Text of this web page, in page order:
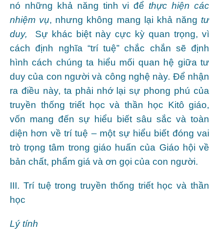
nó những khả năng tinh vi đểthực hiện các
nhiệm vụ, nhưng không mang lại khả năng tư
duy,
Sự khác biệt này cực kỳ quan trọng, vì
cách định nghĩa “trí tuệ” chắc chắn sẽ định
hình cách chúng ta hiểu mối quan hệ giữa tư
duy của con người và công nghệ này. Để nhận
ra điều này, ta phải nhớ lại sự phong phú của
truyền thống triết học và thần học Kitô giáo,
vốn mang đến sự hiểu biết sâu sắc và toàn
diện hơn về trí tuệ – một sự hiểu biết đóng vai
trò trọng tâm trong giáo huấn của Giáo hội về
bản chất, phẩm giá và ơn gọi của con người.
III. Trí tuệ trong truyền thống triết học và thần
học
Lý tính